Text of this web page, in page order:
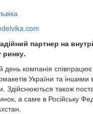
партнер на
ринку.
день компанія
України та іншими
Здійснюються також
а саме в Російську